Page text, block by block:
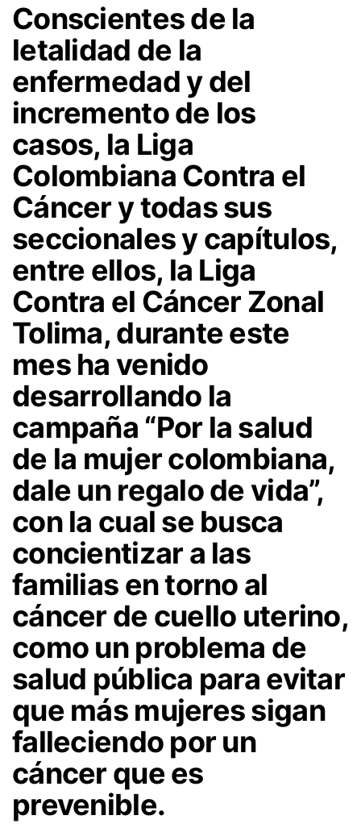
Conscientes de la
letalidad de la
enfermedad y del
incremento de los
casos, la Liga
Colombiana Contra el
Cáncer y todas sus
seccionales y capítulos,
entre ellos, la Liga
Contra el Cáncer Zonal
Tolima, durante este
mes ha venido
desarrollando la
campaña “Por la salud
de la mujer colombiana,
dale un regalo de vida”,
con la cual se busca
concientizar a las
familias en torno al
cáncer de cuello uterino,
como un problema de
salud pública para evitar
que más mujeres sigan
falleciendo por un
cáncer que es
prevenible.